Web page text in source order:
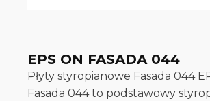
EPS ON FASADA 044
Płyty styropianowe Fasada 044
Fasada 044 to podstawowy